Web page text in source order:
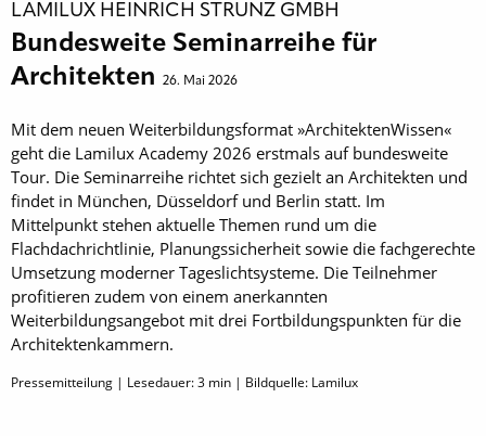
LAMILUX HEINRICH STRUNZ GMBH
Bundesweite Seminarreihe für
Architekten
26. Mai 2026
Mit dem neuen Weiterbildungsformat »ArchitektenWissen«
geht die Lamilux Academy 2026 erstmals auf bundesweite
Tour. Die Seminarreihe richtet sich gezielt an Architekten und
findet in München, Düsseldorf und Berlin statt. Im
Mittelpunkt stehen aktuelle Themen rund um die
Flachdachrichtlinie, Planungssicherheit sowie die fachgerechte
Umsetzung moderner Tageslichtsysteme. Die Teilnehmer
profitieren zudem von einem anerkannten
Weiterbildungsangebot mit drei Fortbildungspunkten für die
Architektenkammern.
Pressemitteilung | Lesedauer:3 min | Bildquelle: Lamilux